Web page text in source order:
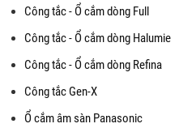
Công tắc - Ổ cắm dòng Full
Công tắc - Ổ cắm dòng Halumie
Công tắc - Ổ cắm dòng Refina
Công tắc Gen-X
Ổ cắm âm sàn Panasonic